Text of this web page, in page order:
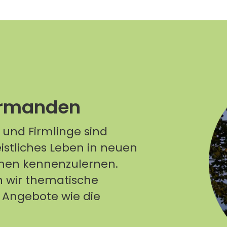
Firmlinge sind
Leben in neuen
kennenzulernen.
wir thematische
wie die